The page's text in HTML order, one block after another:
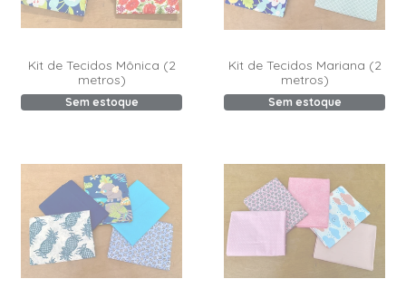
Kit de Tecidos Mônica (2
metros)
Sem estoque
Kit de Tecidos Mariana (2
metros)
Sem estoque